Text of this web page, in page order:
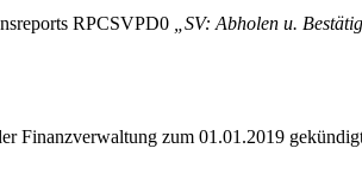
RPCSVPD0
„SV: Abholen u.
Finanzverwaltung zum 01.01.2019